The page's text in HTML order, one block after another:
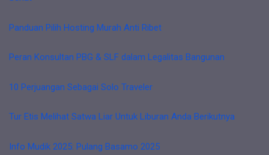
Panduan Pilih Hosting Murah Anti Ribet
Peran Konsultan PBG & SLF dalam Legalitas Bangunan
10 Perjuangan Sebagai Solo Traveler
Tur Etis Melihat Satwa Liar Untuk Liburan Anda Berikutnya
Info Mudik 2025: Pulang Basamo 2025